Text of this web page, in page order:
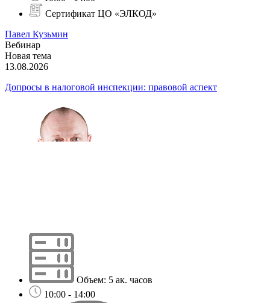
Сертификат ЦО «ЭЛКОД»
Павел Кузьмин
Вебинар
Новая тема
13.08.2026
Допросы в налоговой инспекции: правовой аспект
Объем: 5 ак. часов
10:00 - 14:00